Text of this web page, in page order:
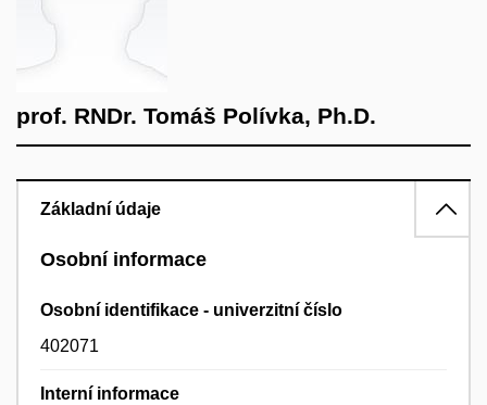
prof. RNDr. Tomáš Polívka, Ph.D.
Základní údaje
Osobní informace
Osobní identifikace - univerzitní číslo
402071
Interní informace